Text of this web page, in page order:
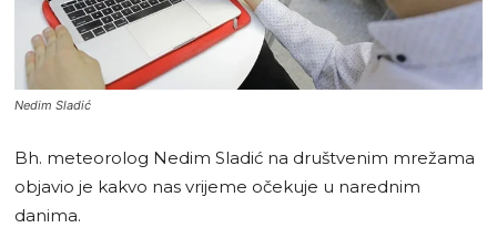
Nedim Sladić
Bh. meteorolog Nedim Sladić na društvenim mrežama
objavio je kakvo nas vrijeme očekuje u narednim
danima.